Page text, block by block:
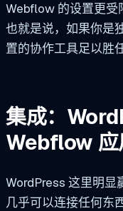
Webflow 的设置更受
也就是说，如果你是
置的协作工具足以胜任
集成：
Webflow 应
WordPress 这里明显
几乎可以连接任何东